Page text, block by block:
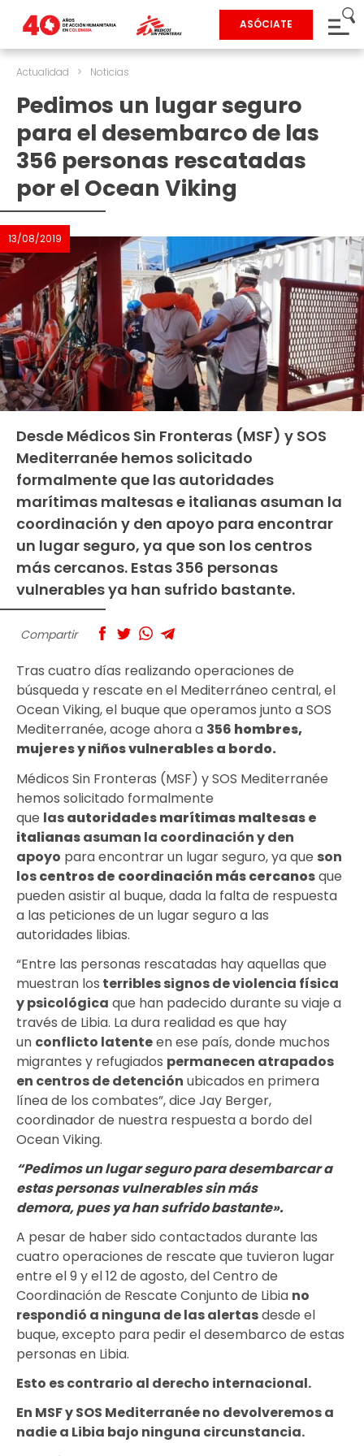
ASÓCIATE
Actualidad > Noticias
Pedimos un lugar seguro
para el desembarco de las
356 personas rescatadas
por el Ocean Viking
13/08/2019
Desde Médicos Sin Fronteras (MSF) y SOS
Mediterranée hemos solicitado
formalmente que las autoridades
marítimas maltesas e italianas asuman la
coordinación y den apoyo para encontrar
un lugar seguro, ya que son los centros
más cercanos. Estas 356 personas
vulnerables ya han sufrido bastante.
Compartir
Tras cuatro días realizando operaciones de
búsqueda y rescate en el Mediterráneo central, el
Ocean Viking, el buque que operamos junto a SOS
Mediterranée, acoge ahora a 356 hombres,
mujeres y niños vulnerables a bordo.
Médicos Sin Fronteras (MSF) y SOS Mediterranée
hemos solicitado formalmente
que lasautoridades marítimas maltesas e
italianasasuman la coordinación y den
apoyo para encontrar un lugar seguro, ya que son
loscentros de coordinación más cercanosque
pueden asistir al buque, dada la falta de respuesta
a las peticiones de un lugar seguro a las
autoridades libias.
“Entre las personas rescatadas hay aquellas que
muestran los terribles signos de violencia física
y psicológica que han padecido durante su viaje a
través de Libia. La dura realidad es que hay
un conflicto latenteen ese país, donde muchos
migrantes y refugiados permanecen atrapados
en centros de detención ubicados en primera
línea de los combates”, dice Jay Berger,
coordinador de nuestra respuesta a bordo del
Ocean Viking.
“Pedimos un lugar seguro para desembarcar a
estas personas vulnerables sin más
demora, pues ya han sufrido bastante».
A pesar de haber sido contactados durante las
cuatro operaciones de rescate que tuvieron lugar
entre el 9 y el 12 de agosto, del Centro de
Coordinación de Rescate Conjunto de Libia no
respondió a ninguna de las alertasdesde el
buque, excepto para pedir el desembarco de estas
personas en Libia.
Esto es contrario al derecho internacional.
En MSF y SOS Mediterranée no devolveremos a
nadie a Libia bajo ninguna circunstancia.